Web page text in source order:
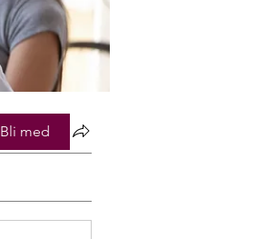
Bli med